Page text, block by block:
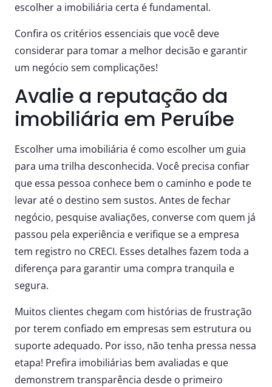
escolher a imobiliária certa é fundamental.
Confira os critérios essenciais que você deve
considerar para tomar a melhor decisão e garantir
um negócio sem complicações!
Avalie a reputação da
imobiliária em Peruíbe
Escolher uma imobiliária é como escolher um guia
para uma trilha desconhecida. Você precisa confiar
que essa pessoa conhece bem o caminho e pode te
levar até o destino sem sustos. Antes de fechar
negócio, pesquise avaliações, converse com quem já
passou pela experiência e verifique se a empresa
tem registro no CRECI. Esses detalhes fazem toda a
diferença para garantir uma compra tranquila e
segura.
Muitos clientes chegam com histórias de frustração
por terem confiado em empresas sem estrutura ou
suporte adequado. Por isso, não tenha pressa nessa
etapa! Prefira imobiliárias bem avaliadas e que
demonstrem transparência desde o primeiro